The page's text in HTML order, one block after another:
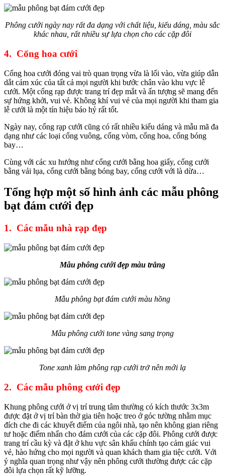
Phông cưới ngày nay rất đa dạng với chất liệu, kiểu dáng, màu sắc
khác nhau, rất nhiều sự lựa chọn cho các cặp đôi
4. Cổng hoa cưới
Cổng hoa cưới đóng vai trò quan trọng vừa là lối vào, vừa giúp dẫn
dắt cảm xúc của tất cả mọi người khi bước chân vào khu vực lễ
cưới. Một cổng rạp được trang trí đẹp mắt và ấn tượng sẽ mang đến
sự hứng khởi, vui vẻ. Không khí vui vẻ của mọi người khi tham gia
lễ cưới là một tín hiệu báo hỷ rất tốt.
Ngày nay, cổng rạp cưới cũng có rất nhiều kiểu dáng và mẫu mã đa
dạng như các loại cổng vuông, cổng vòm, cổng hoa, cổng bóng
bay…
Cùng với các xu hướng như cổng cưới bằng hoa giấy, cổng cưới
bằng vải lụa, cổng cưới bằng bóng bay, cổng cưới với là dừa…
Tổng hợp một số hình ảnh các mẫu phông
bạt đám cưới đẹp
1. Các mẫu nhà rạp đẹp
Mẫu phông cưới đẹp màu trắng
Mẫu phông bạt đám cưới màu hồng
Mẫu phông cưới tone vàng sang trọng
Tone xanh làm phông rạp cưới trở nên mới lạ
2. Các mẫu phông cưới đẹp
Khung phông cưới ở vị trí trung tâm thường có kích thước 3x3m
được đặt ở vị trí bàn thờ gia tiên hoặc treo ở góc tường nhằm mục
đích che đi các khuyết điểm của ngôi nhà, tạo nên không gian riêng
tư hoặc điểm nhấn cho đám cưới của các cặp đôi. Phông cưới được
trang trí cầu kỳ và đặt ở khu vực sân khấu chính tạo cảm giác vui
vẻ, hào hứng cho mọi người và quan khách tham gia tiệc cưới. Với
ý nghĩa quan trọng như vậy nên phông cưới thường được các cặp
đôi lựa chọn rất kỹ lưỡng.